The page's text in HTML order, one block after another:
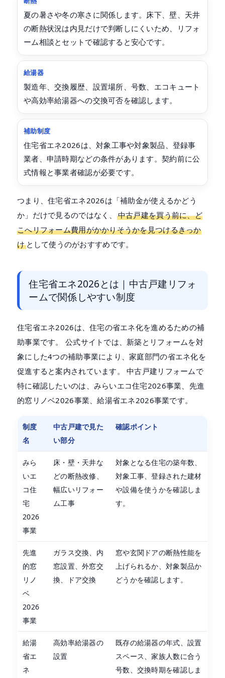
夏の暑さや冬の寒さに関係します。床下、壁、天井
の断熱状況は内見だけで判断しにくいため、リフォ
ーム相談とセットで確認すると安心です。
給湯器
製造年、交換履歴、設置場所、号数、エコキュート
や高効率給湯器への交換可否を確認します。
補助制度
住宅省エネ2026は、対象工事や対象製品、登録事
業者、申請時期などの条件があります。契約前に公
式情報と事業者確認が必要です。
つまり、住宅省エネ2026は「補助金が使えるかどう
か」だけで見るのではなく、
中古戸建を買う前に、ど
こへリフォーム費用がかかりそうかを見つけるきっか
けとして使うのがおすすめです。
住宅省エネ2026とは｜中古戸建リフォ
ームで関係しやすい制度
住宅省エネ2026は、住宅の省エネ化を進めるための補
助事業です。 公式サイトでは、新築とリフォームを対
象にした4つの補助事業により、家庭部門の省エネ化を
促進すると案内されています。 中古戸建リフォームで
特に確認したいのは、みらいエコ住宅2026事業、先進
的窓リノベ2026事業、給湯省エネ2026事業です。
制度
名
中古戸建で見た
い部分
確認ポイント
みら
いエ
コ住
宅
2026
事業
床・壁・天井な
どの断熱改修、
幅広いリフォー
ム工事
対象となる住宅の築年数、
対象工事、登録された建材
や設備を使うかを確認しま
す。
先進
的窓
リノ
ベ
2026
事業
ガラス交換、内
窓設置、外窓交
換、ドア交換
窓や玄関ドアの断熱性能を
上げられるか、対象製品か
どうかを確認します。
給湯
省エ
ネ
高効率給湯器の
設置
既存の給湯器の年式、設置
スペース、家族人数に合う
号数、交換時期を確認しま